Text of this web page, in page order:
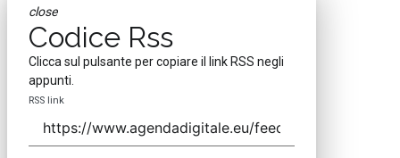
close
Codice Rss
Clicca sul pulsante per copiare il link RSS negli
appunti.
RSS link